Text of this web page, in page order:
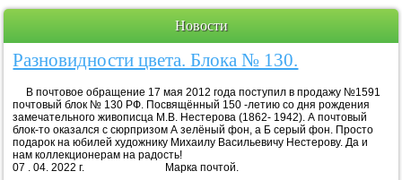
Новости
Разновидности цвета. Блока № 130.
В почтовое обращение 17 мая 2012 года поступил в продажу №1591
почтовый блок № 130 РФ. Посвящённый 150 -летию со дня рождения
замечательного живописца М.В. Нестерова (1862- 1942). А почтовый
блок-то оказался с сюрпризом А зелёный фон, а Б серый фон. Просто
подарок на юбилей художнику Михаилу Васильевичу Нестерову. Да и
нам коллекционерам на радость!
07 . 04. 2022 г. Марка почтой.